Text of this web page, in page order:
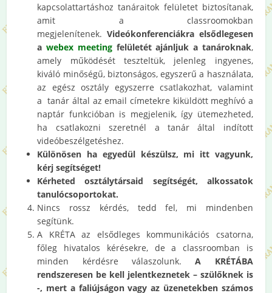
kapcsolattartáshoz tanáraitok felületet biztosítanak,
amit a classroomokban
megjelenítenek. Videókonferenciákra elsődlegesen
a webex meetingfelületét ajánljuk a tanároknak,
amely működését teszteltük, jelenleg ingyenes,
kiváló minőségű, biztonságos, egyszerű a használata,
az egész osztály egyszerre csatlakozhat, valamint
a tanár által az email címetekre kiküldött meghívó a
naptár funkcióban is megjelenik, így ütemezheted,
ha csatlakozni szeretnél a tanár által indított
videóbeszélgetéshez.
Különösen ha egyedül készülsz, mi itt vagyunk,
kérj segítséget!
Kérheted osztálytársaid segítségét, alkossatok
tanulócsoportokat.
Nincs rossz kérdés, tedd fel, mi mindenben
segítünk.
A KRÉTA az elsődleges kommunikációs csatorna,
főleg hivatalos kérésekre, de a classroomban is
minden kérdésre válaszolunk.A KRÉTÁBA
rendszeresen be kell jelentkeznetek – szülőknek is
-, mert a faliújságon vagy az üzenetekben számos